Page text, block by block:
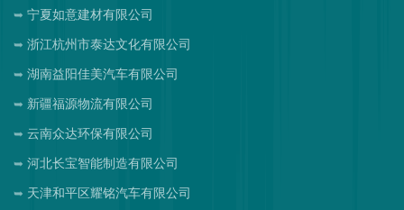
宁夏如意建材有限公司
浙江杭州市泰达文化有限公司
湖南益阳佳美汽车有限公司
新疆福源物流有限公司
云南众达环保有限公司
河北长宝智能制造有限公司
天津和平区耀铭汽车有限公司